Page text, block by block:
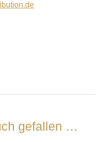
gefallen …